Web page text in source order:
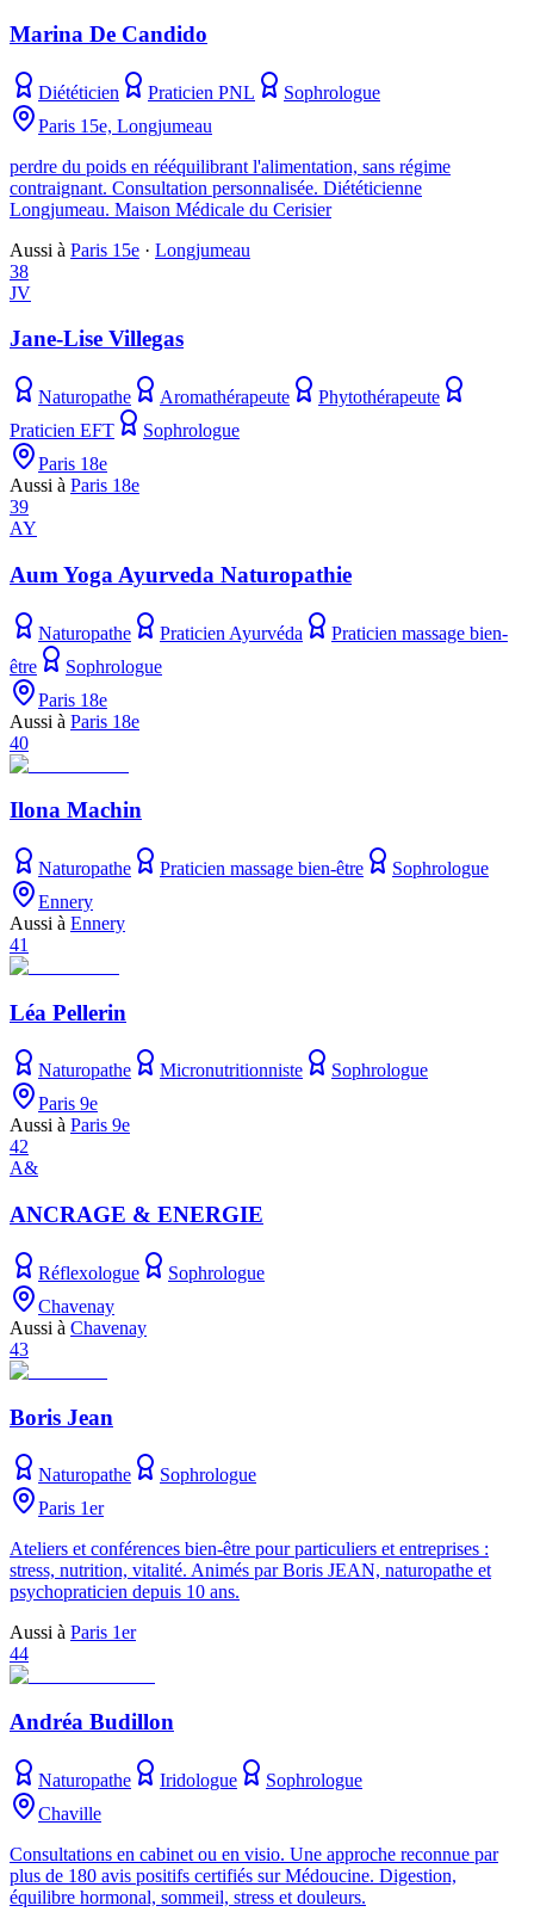
Marina De Candido
Diététicien Praticien PNL
Sophrologue
Paris 15e, Longjumeau
perdre du poids en rééquilibrant l'alimentation, sans régime
contraignant. Consultation personnalisée. Diététicienne
Longjumeau. Maison Médicale du Cerisier
Aussi à Paris 15e · Longjumeau
38
JV
Jane-Lise Villegas
Naturopathe Aromathérapeute
Phytothérapeute
Praticien EFT
Sophrologue
Paris 18e
Aussi à Paris 18e
39
AY
Aum Yoga Ayurveda Naturopathie
Naturopathe Praticien Ayurvéda
Praticien massage bien-
être
Sophrologue
Paris 18e
Aussi à Paris 18e
40
Ilona Machin
Naturopathe Praticien massage bien-être
Sophrologue
Ennery
Aussi à Ennery
41
Léa Pellerin
Naturopathe Micronutritionniste
Sophrologue
Paris 9e
Aussi à Paris 9e
42
A&
ANCRAGE & ENERGIE
Réflexologue
Sophrologue
Chavenay
Aussi à Chavenay
43
Boris Jean
Naturopathe
Sophrologue
Paris 1er
Ateliers et conférences bien-être pour particuliers et entreprises :
stress, nutrition, vitalité. Animés par Boris JEAN, naturopathe et
psychopraticien depuis 10 ans.
Aussi à Paris 1er
44
Andréa Budillon
Naturopathe Iridologue
Sophrologue
Chaville
Consultations en cabinet ou en visio. Une approche reconnue par
plus de 180 avis positifs certifiés sur Médoucine. Digestion,
équilibre hormonal, sommeil, stress et douleurs.